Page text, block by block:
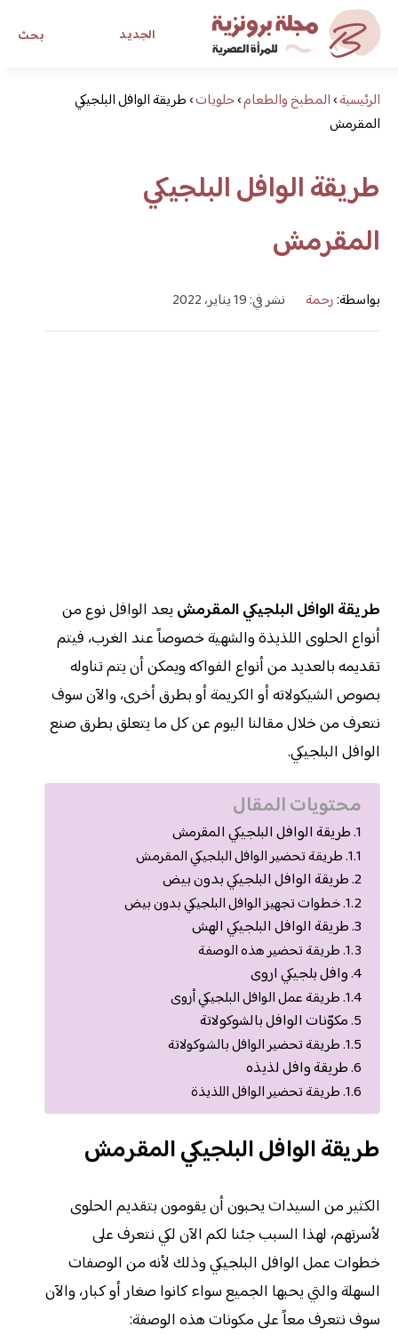
بحث الجديد
مجلة برونزية للفتاة العصريةالرئيسية›المطبخ والطعام›حلويات›طريقة الوافل البلجيكي
المقرمش
طريقة الوافل البلجيكي
المقرمش
بواسطة:رحمة نشر في: 19 يناير، 2022
طريقة الوافل البلجيكي المقرمش يعد الوافل نوع من
أنواع الحلوى اللذيذة والشهية خصوصاً عند الغرب، فيتم
تقديمه بالعديد من أنواع الفواكه ويمكن أن يتم تناوله
بصوص الشيكولاته أو الكريمة أو بطرق أخرى، والآن سوف
نتعرف من خلال مقالنا اليوم عن كل ما يتعلق بطرق صنع
الوافل البلجيكي.
محتويات المقال
طريقة الوافل البلجيكي المقرمش
طريقة تحضير الوافل البلجيكي المقرمش
طريقة الوافل البلجيكي بدون بيض
خطوات تجهيز الوافل البلجيكي بدون بيض
طريقة الوافل البلجيكي الهش
طريقة تحضير هذه الوصفة
وافل بلجيكي اروى
طريقة عمل الوافل البلجيكي أروى
مكوّنات الوافل بالشوكولاتة
طريقة تحضير الوافل بالشوكولاتة
طريقة وافل لذيذه
طريقة تحضير الوافل اللذيذة
طريقة الوافل البلجيكي المقرمش
الكثير من السيدات يحبون أن يقومون بتقديم الحلوى
لأسرتهم، لهذا السبب جئنا لكم الآن لكي نتعرف على
خطوات عمل الوافل البلجيكي وذلك لأنه من الوصفات
السهلة والتي يحبها الجميع سواء كانوا صغار أو كبار، والآن
سوف نتعرف معاً على مكونات هذه الوصفة: